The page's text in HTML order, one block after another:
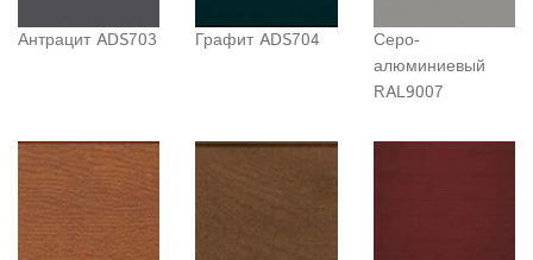
Антрацит ADS703 Графит ADS704
Серо-
алюминиевый
RAL9007